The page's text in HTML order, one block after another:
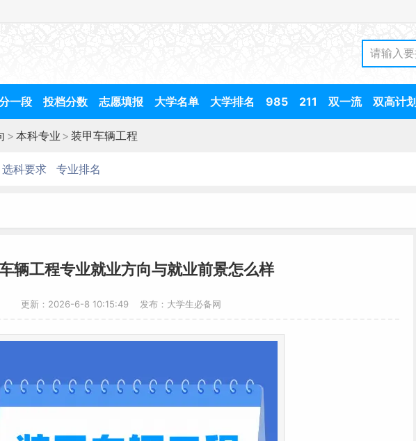
一段 投档分数 志愿填报 大学名单 大学排名 985 211 双一流 双高计划
> 本科专业 > 装甲车辆工程
选科要求 专业排名
辆工程专业就业方向与就业前景怎么样
更新：2026-6-8 10:15:49 发布：大学生必备网